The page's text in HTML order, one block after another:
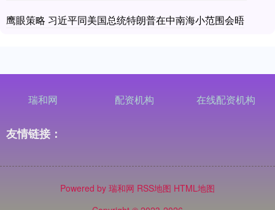
鹰眼策略 习近平同美国总统特朗普在中南海小范围会晤
瑞和网 配资机构 在线配资机构
友情链接：
Powered by 瑞和网 RSS地图 HTML地图